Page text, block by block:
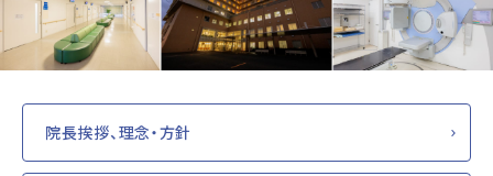
院長挨拶、理念・方針